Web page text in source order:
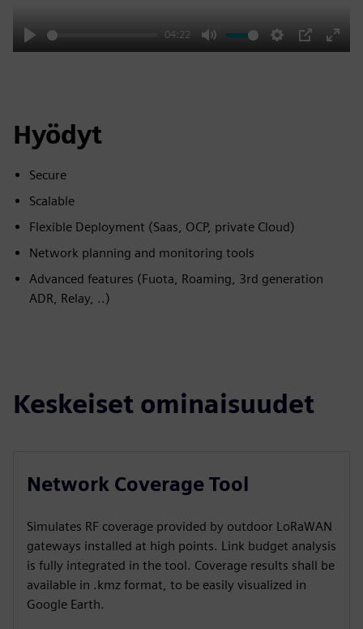
Play
04:22
Mute Settings
PIP
Enter
Hyödyt
Secure
Scalable
Flexible Deployment (Saas, OCP, private Cloud)
Network planning and monitoring tools
Advanced features (Fuota, Roaming, 3rd generation
ADR, Relay, ..)
Keskeiset ominaisuudet
Network Coverage Tool
Simulates RF coverage provided by outdoor LoRaWAN
gateways installed at high points. Link budget analysis
is fully integrated in the tool. Coverage results shall be
available in .kmz format, to be easily visualized in
Google Earth.